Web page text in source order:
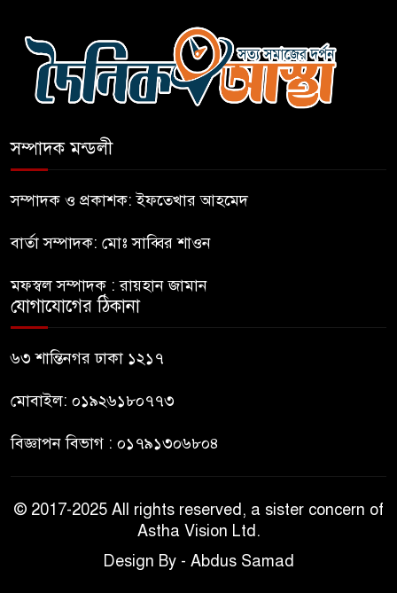
কারো সাক্ষাৎ না পেয়ে সচিবালয়
ছাড়লেন ১১ দলের নেতারা
৬
এআই বক্তব্য দিয়েছে শেখ হাসিনা
ঐক্যের পদযাত্রা আটকে দিলো
৮
হাসিনাকে সংবাদমাধ্যমে কথা বলার
সুযোগ দেওয়ায় ঢাকার ক্ষোভ
৯
সাংবাদিক পেটালো বিএনপি-
সম্পাদক মন্ডলী
সম্পাদক ও প্রকাশক: ইফতেখার আহমেদ
বার্তা সম্পাদক: মোঃ সাব্বির শাওন
মফস্বল সম্পাদক : রায়হান জামান
যোগাযোগের ঠিকানা
৬৩ শান্তিনগর ঢাকা ১২১৭
মোবাইল: ০১৯২৬১৮০৭৭৩
বিজ্ঞাপন বিভাগ : ০১৭৯১৩০৬৮০৪
© 2017-2025 All rights reserved, a sister concern of
Astha Vision Ltd.
Design By - Abdus Samad